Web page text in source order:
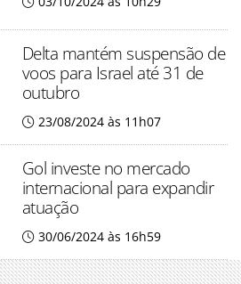
Delta mantém suspensão de
voos para Israel até 31 de
outubro
23/08/2024 às 11h07
Gol investe no mercado
internacional para expandir
atuação
30/06/2024 às 16h59